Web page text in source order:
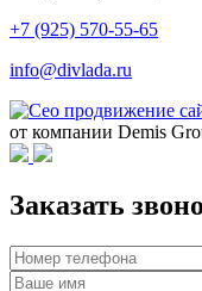
+7 (925) 570-55-65
info@divlada.ru
от компании Demis
Заказать